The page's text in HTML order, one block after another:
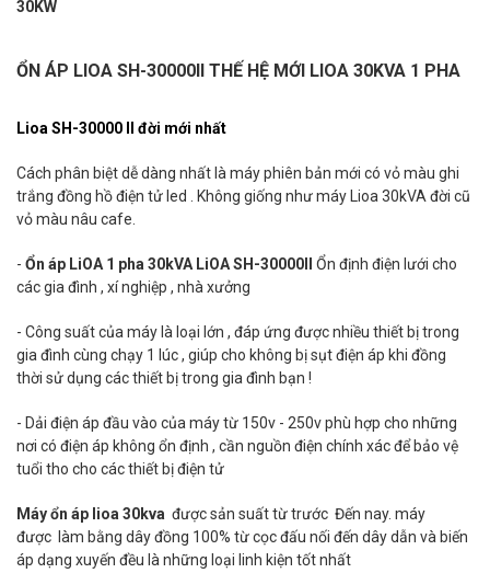
30KW
ỔN ÁP LIOA SH-30000II THẾ HỆ MỚI LIOA 30KVA 1 PHA
Lioa SH-30000 II đời mới nhất
Cách phân biệt dễ dàng nhất là máy phiên bản mới có vỏ màu ghi
trắng đồng hồ điện tử led . Không giống như máy Lioa 30kVA đời cũ
vỏ màu nâu cafe.
- Ổn áp LiOA 1 pha 30kVA LiOA SH-30000II
Ổn định điện lưới cho
các gia đình , xí nghiệp , nhà xưởng
- Công suất của máy là loại lớn , đáp ứng được nhiều thiết bị trong
gia đình cùng chạy 1 lúc , giúp cho không bị sụt điện áp khi đồng
thời sử dụng các thiết bị trong gia đình bạn !
- Dải điện áp đầu vào của máy từ 150v - 250v phù hợp cho những
nơi có điện áp không ổn định , cần nguồn điện chính xác để bảo vệ
tuổi tho cho các thiết bị điện tử
Máy ổn áp lioa 30kva được sản suất từ trước Đến nay. máy
được làm bằng dây đồng 100% từ cọc đấu nối đến dây dẫn và biến
áp dạng xuyến đều là những loại linh kiện tốt nhất